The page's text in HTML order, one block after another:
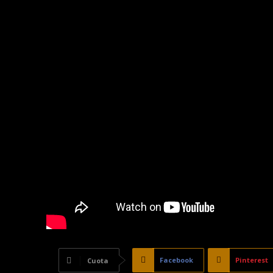
Cuota Facebook Pinterest